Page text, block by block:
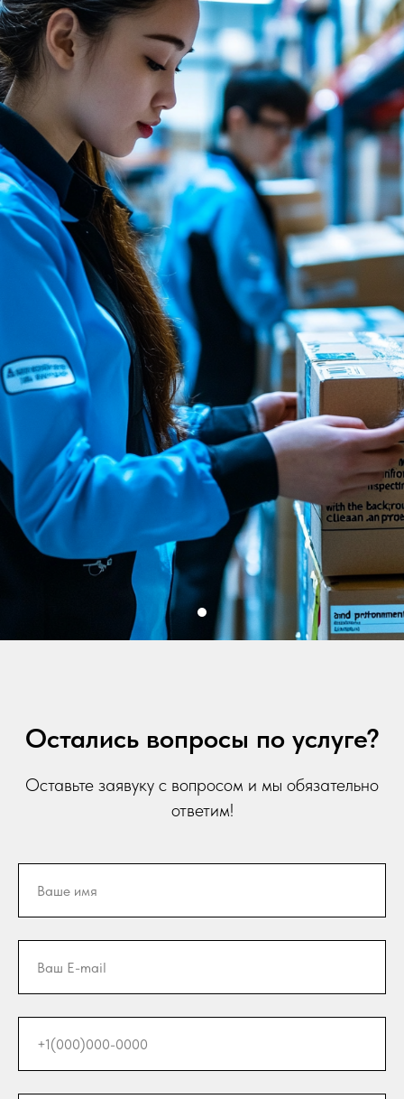
Остались вопросы по услуге?
Оставьте заявуку с вопросом и мы обязательно
ответим!